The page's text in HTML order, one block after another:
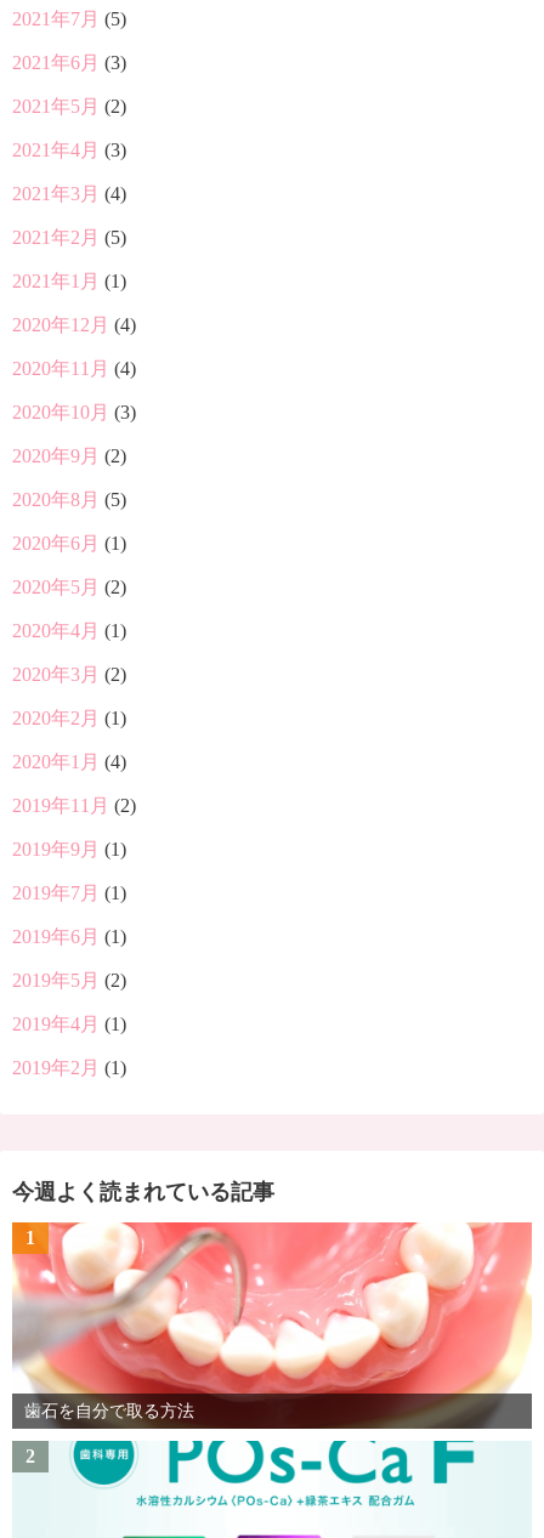
2021年7月 (5)
2021年6月 (3)
2021年5月 (2)
2021年4月 (3)
2021年3月 (4)
2021年2月 (5)
2021年1月 (1)
2020年12月 (4)
2020年11月 (4)
2020年10月 (3)
2020年9月 (2)
2020年8月 (5)
2020年6月 (1)
2020年5月 (2)
2020年4月 (1)
2020年3月 (2)
2020年2月 (1)
2020年1月 (4)
2019年11月 (2)
2019年9月 (1)
2019年7月 (1)
2019年6月 (1)
2019年5月 (2)
2019年4月 (1)
2019年2月 (1)
今週よく読まれている記事
1
歯石を自分で取る方法
2